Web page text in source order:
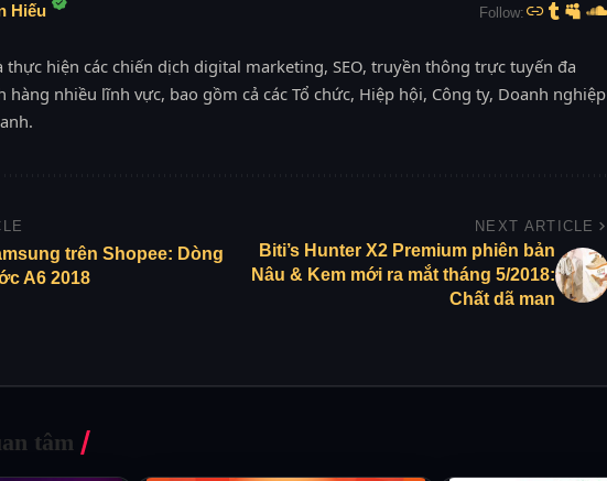
Hiếu Follow:
thực hiện các chiến dịch digital marketing, SEO, truyền thông trực tuyến đa
hàng nhiều lĩnh vực, bao gồm cả các Tổ chức, Hiệp hội, Công ty, Doanh nghiệp
trên Shopee: Dòng
A6 2018
NEXT ARTICLE
Biti’s Hunter X2 Premium phiên bản
Nâu & Kem mới ra mắt tháng 5/2018:
Chất dã man
tâm